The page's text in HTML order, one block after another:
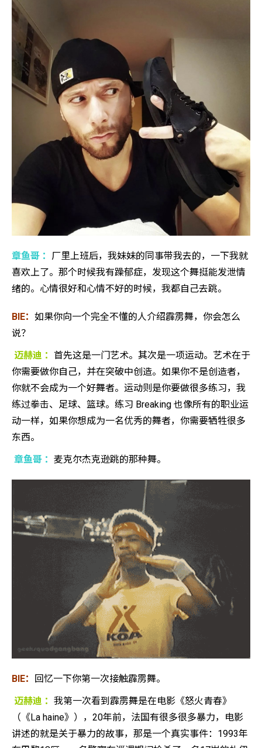
章鱼哥 ： 厂里上班后，我妹妹的同事带我去的，一下我就
喜欢上了。那个时候我有躁郁症，发现这个舞挺能发泄情
绪的。心情很好和心情不好的时候，我都自己去跳。
BIE： 如果你向一个完全不懂的人介绍霹雳舞，你会怎么
说？
迈赫迪 ： 首先这是一门艺术。其次是一项运动。艺术在于
你需要做你自己，并在突破中创造。如果你不是创造者，
你就不会成为一个好舞者。运动则是你要做很多练习，我
练过拳击、足球、篮球。练习 Breaking 也像所有的职业运
动一样，如果你想成为一名优秀的舞者，你需要牺牲很多
东西。
章鱼哥 ： 麦克尔杰克逊跳的那种舞。
BIE：
回忆一下你第一次接触霹雳舞。
迈赫迪 ： 我第一次看到霹雳舞是在电影《怒火青春》
（《La haine》），20年前，法国有很多很多暴力，电影
讲述的就是关于暴力的故事，那是一个真实事件：1993年